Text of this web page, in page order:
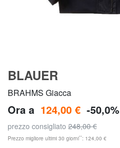
BLAUER
BRAHMS Giacca
Ora a 124,00 € -50,0%
prezzo consigliato 248,00 €
Prezzo migliore ultimi 30 giorni**: 124,00 €